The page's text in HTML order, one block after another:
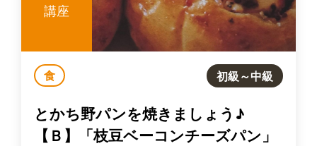
講座
食 初級～中級
とかち野パンを焼きましょう♪
【Ｂ】「枝豆ベーコンチーズパン」